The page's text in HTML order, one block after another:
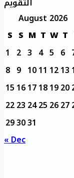
August 2026
S S M T W T
1 2 3 4 5 6
8 9 1011 1213
151617181920
222324252627
293031
« Dec